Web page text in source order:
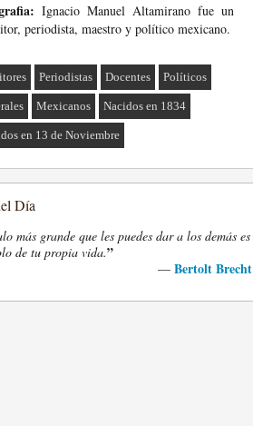
Ignacio Manuel Altamirano fue un
periodista, maestro y político mexicano.
Periodistas Docentes Políticos
Mexicanos Nacidos en 1834
en 13 de Noviembre
Día
más grande que les puedes dar a los demás es
de tu propia vida.”
— Bertolt Brecht